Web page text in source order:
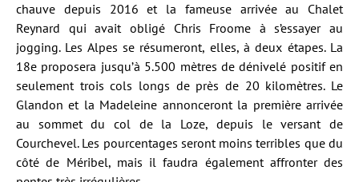
chauve depuis 2016 et la fameuse arrivée au Chalet
Reynard qui avait obligé Chris Froome à s’essayer au
jogging. Les Alpes se résumeront, elles, à deux étapes. La
18e proposera jusqu’à 5.500 mètres de dénivelé positif en
seulement trois cols longs de près de 20 kilomètres. Le
Glandon et la Madeleine annonceront la première arrivée
au sommet du col de la Loze, depuis le versant de
Courchevel. Les pourcentages seront moins terribles que du
côté de Méribel, mais il faudra également affronter des